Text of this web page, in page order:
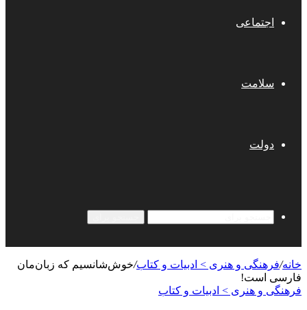
اجتماعی
سلامت
دولت
خانه/فرهنگی و هنری > ادبیات و کتاب/خوش‌شانسیم که زبان‌مان
فارسی است!
فرهنگی و هنری > ادبیات و کتاب